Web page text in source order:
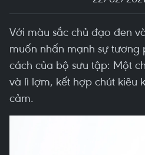
Với màu sắc chủ đạo đen
muốn nhấn mạnh sự tương
cách của bộ sưu tập: Một
và lì lợm, kết hợp chút kiêu
cảm.